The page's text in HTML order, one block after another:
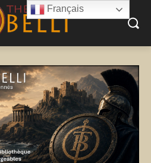
Français